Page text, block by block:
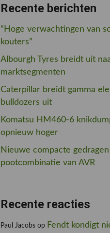
Recente berichten
“Hoge verwachtingen van
kouters”
Albourgh Tyres breidt uit
marktsegmenten
Caterpillar breidt gamma
bulldozers uit
Komatsu HM460-6
opnieuw hoger
Nieuwe compacte gedragen
pootcombinatie van AVR
Recente reacties
Paul Jacobsop Fendt kondigt